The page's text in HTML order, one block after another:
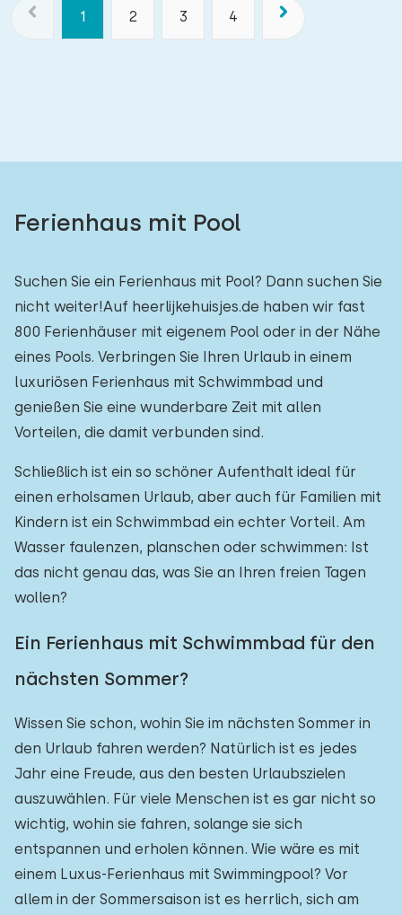
1 2 3 4
Ferienhaus mit Pool
Suchen Sie ein Ferienhaus mit Pool? Dann suchen Sie
nicht weiter!Auf heerlijkehuisjes.de haben wir fast
800 Ferienhäuser mit eigenem Pool oder in der Nähe
eines Pools. Verbringen Sie Ihren Urlaub in einem
luxuriösen Ferienhaus mit Schwimmbad und
genießen Sie eine wunderbare Zeit mit allen
Vorteilen, die damit verbunden sind.
Schließlich ist ein so schöner Aufenthalt ideal für
einen erholsamen Urlaub, aber auch für Familien mit
Kindern ist ein Schwimmbad ein echter Vorteil. Am
Wasser faulenzen, planschen oder schwimmen: Ist
das nicht genau das, was Sie an Ihren freien Tagen
wollen?
Ein Ferienhaus mit Schwimmbad für den
nächsten Sommer?
Wissen Sie schon, wohin Sie im nächsten Sommer in
den Urlaub fahren werden? Natürlich ist es jedes
Jahr eine Freude, aus den besten Urlaubszielen
auszuwählen. Für viele Menschen ist es gar nicht so
wichtig, wohin sie fahren, solange sie sich
entspannen und erholen können. Wie wäre es mit
einem Luxus-Ferienhaus mit Swimmingpool? Vor
allem in der Sommersaison ist es herrlich, sich am